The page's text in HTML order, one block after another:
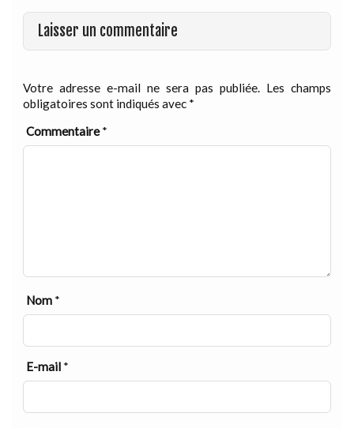
Laisser un commentaire
Votre adresse e-mail ne sera pas publiée. Les champs
obligatoires sont indiqués avec *
Commentaire*
Nom *
E-mail *